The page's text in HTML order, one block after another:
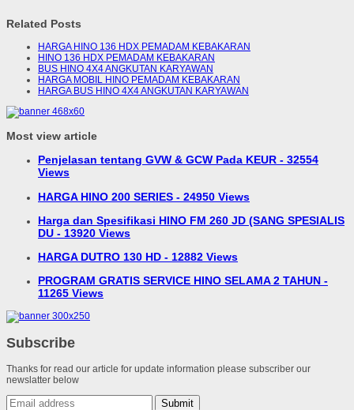
Related Posts
HARGA HINO 136 HDX PEMADAM KEBAKARAN
HINO 136 HDX PEMADAM KEBAKARAN
BUS HINO 4X4 ANGKUTAN KARYAWAN
HARGA MOBIL HINO PEMADAM KEBAKARAN
HARGA BUS HINO 4X4 ANGKUTAN KARYAWAN
Most view article
Penjelasan tentang GVW & GCW Pada KEUR - 32554
Views
HARGA HINO 200 SERIES - 24950 Views
Harga dan Spesifikasi HINO FM 260 JD (SANG SPESIALIS
DU - 13920 Views
HARGA DUTRO 130 HD - 12882 Views
PROGRAM GRATIS SERVICE HINO SELAMA 2 TAHUN -
11265 Views
Subscribe
Thanks for read our article for update information please subscriber our
newslatter below
Submit